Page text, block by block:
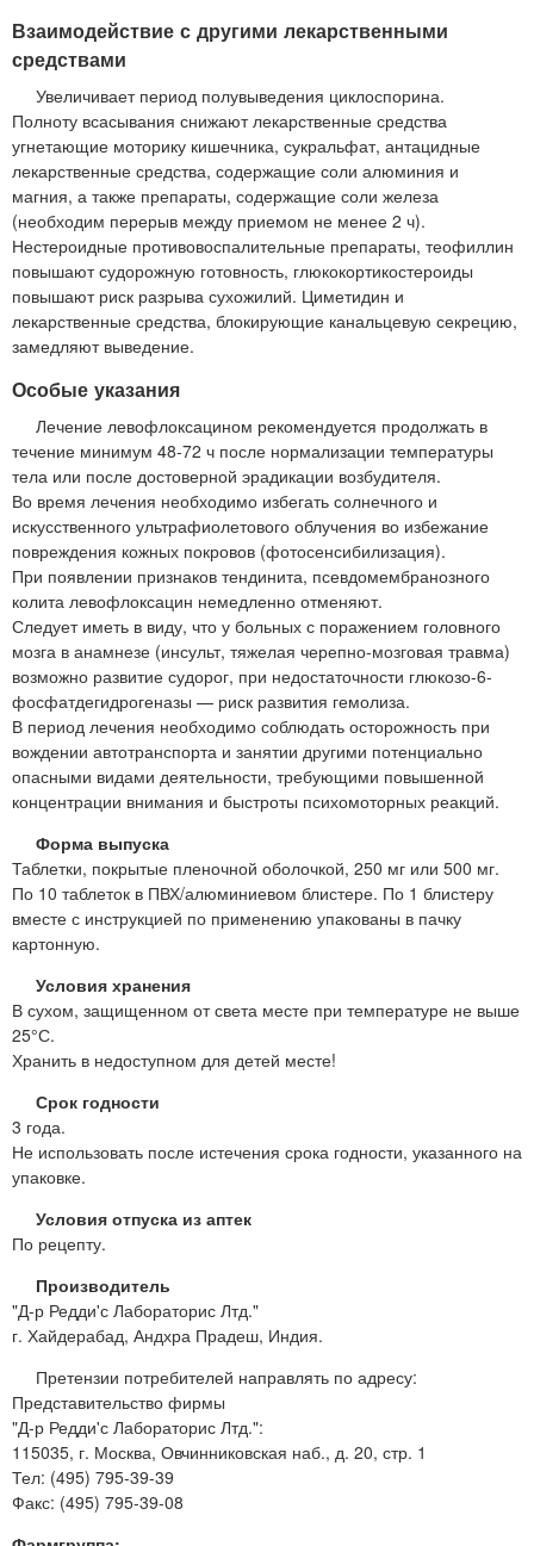
Взаимодействие с другими лекарственными
средствами
Увеличивает период полувыведения циклоспорина.
Полноту всасывания снижают лекарственные средства
угнетающие моторику кишечника, сукральфат, антацидные
лекарственные средства, содержащие соли алюминия и
магния, а также препараты, содержащие соли железа
(необходим перерыв между приемом не менее 2 ч).
Нестероидные противовоспалительные препараты, теофиллин
повышают судорожную готовность, глюкокортикостероиды
повышают риск разрыва сухожилий. Циметидин и
лекарственные средства, блокирующие канальцевую секрецию,
замедляют выведение.
Особые указания
Лечение левофлоксацином рекомендуется продолжать в
течение минимум 48-72 ч после нормализации температуры
тела или после достоверной эрадикации возбудителя.
Во время лечения необходимо избегать солнечного и
искусственного ультрафиолетового облучения во избежание
повреждения кожных покровов (фотосенсибилизация).
При появлении признаков тендинита, псевдомембранозного
колита левофлоксацин немедленно отменяют.
Следует иметь в виду, что у больных с поражением головного
мозга в анамнезе (инсульт, тяжелая черепно-мозговая травма)
возможно развитие судорог, при недостаточности глюкозо-6-
фосфатдегидрогеназы — риск развития гемолиза.
В период лечения необходимо соблюдать осторожность при
вождении автотранспорта и занятии другими потенциально
опасными видами деятельности, требующими повышенной
концентрации внимания и быстроты психомоторных реакций.
Форма выпуска
Таблетки, покрытые пленочной оболочкой, 250 мг или 500 мг.
По 10 таблеток в ПВХ/алюминиевом блистере. По 1 блистеру
вместе с инструкцией по применению упакованы в пачку
картонную.
Условия хранения
В сухом, защищенном от света месте при температуре не выше
25°С.
Хранить в недоступном для детей месте!
Срок годности
3 года.
Не использовать после истечения срока годности, указанного на
упаковке.
Условия отпуска из аптек
По рецепту.
Производитель
"Д-р Редди'с Лабораторис Лтд."
г. Хайдерабад, Андхра Прадеш, Индия.
Претензии потребителей направлять по адресу:
Представительство фирмы
"Д-р Редди'с Лабораторис Лтд.":
115035, г. Москва, Овчинниковская наб., д. 20, стр. 1
Тел: (495) 795-39-39
Факс: (495) 795-39-08